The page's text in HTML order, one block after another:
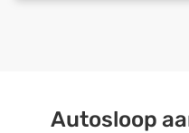
Autosloop